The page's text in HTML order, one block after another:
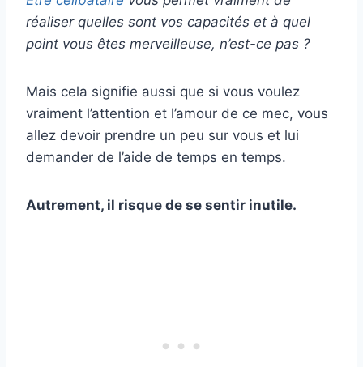
réaliser quelles sont vos capacités et à quel
point vous êtes merveilleuse, n’est-ce pas ?
Mais cela signifie aussi que si vous voulez
vraiment l’attention et l’amour de ce mec, vous
allez devoir prendre un peu sur vous et lui
demander de l’aide de temps en temps.
Autrement, il risque de se sentir inutile.